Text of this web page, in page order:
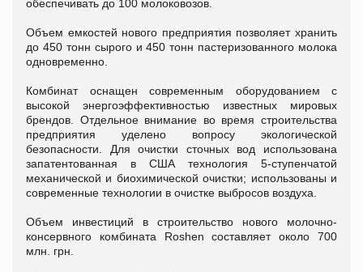
обеспечивать до 100 молоковозов.
Объем емкостей нового предприятия позволяет хранить
до 450 тонн сырого и 450 тонн пастеризованного молока
одновременно.
Комбинат оснащен современным оборудованием с
высокой энергоэффективностью известных мировых
брендов. Отдельное внимание во время строительства
предприятия уделено вопросу экологической
безопасности. Для очистки сточных вод использована
запатентованная в США технология 5-ступенчатой
механической и биохимической очистки; использованы и
современные технологии в очистке выбросов воздуха.
Объем инвестиций в строительство нового молочно-
консервного комбината Roshen составляет около 700
млн. грн.